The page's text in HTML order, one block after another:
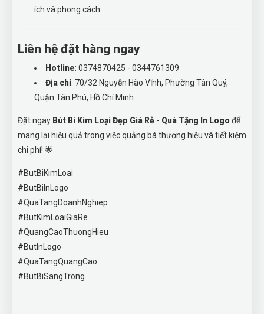
ích và phong cách.
Liên hệ đặt hàng ngay
Hotline: 0374870425 - 0344761309
Địa chỉ: 70/32 Nguyễn Hào Vĩnh, Phường Tân Quý,
Quận Tân Phú, Hồ Chí Minh
Đặt ngay Bút Bi Kim Loại Đẹp Giá Rẻ - Quà Tặng In Logo để
mang lại hiệu quả trong việc quảng bá thương hiệu và tiết kiệm
chi phí! 🌟
#ButBiKimLoai
#ButBiInLogo
#QuaTangDoanhNghiep
#ButKimLoaiGiaRe
#QuangCaoThuongHieu
#ButInLogo
#QuaTangQuangCao
#ButBiSangTrong